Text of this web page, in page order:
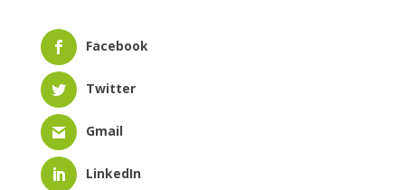
Facebook
Twitter
Gmail
LinkedIn